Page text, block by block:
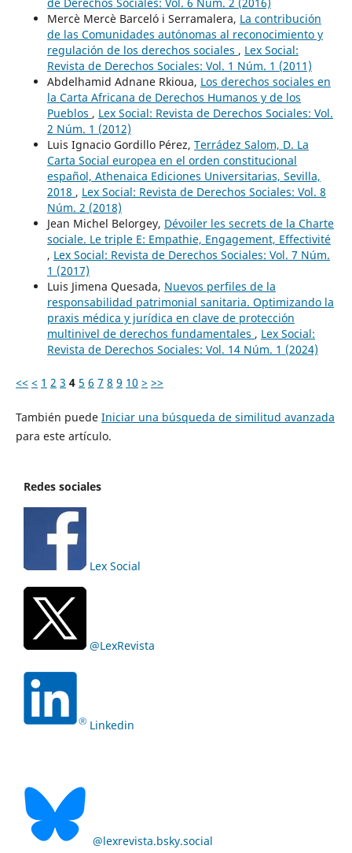
Mercè Mercè Barceló i Serramalera, La contribución
de las Comunidades autónomas al reconocimiento y
regulación de los derechos sociales , Lex Social:
Revista de Derechos Sociales: Vol. 1 Núm. 1 (2011)
Abdelhamid Adnane Rkioua, Los derechos sociales en
la Carta Africana de Derechos Humanos y de los
Pueblos , Lex Social: Revista de Derechos Sociales: Vol.
2 Núm. 1 (2012)
Luis Ignacio Gordillo Pérez, Terrádez Salom, D. La
Carta Social europea en el orden constitucional
español, Athenaica Ediciones Universitarias, Sevilla,
2018 , Lex Social: Revista de Derechos Sociales: Vol. 8
Núm. 2 (2018)
Jean Michel Belorgey, Dévoiler les secrets de la Charte
sociale. Le triple E: Empathie, Engagement, Effectivité
, Lex Social: Revista de Derechos Sociales: Vol. 7 Núm.
1 (2017)
Luis Jimena Quesada, Nuevos perfiles de la
responsabilidad patrimonial sanitaria. Optimizando la
praxis médica y jurídica en clave de protección
multinivel de derechos fundamentales , Lex Social:
Revista de Derechos Sociales: Vol. 14 Núm. 1 (2024)
<< < 1 2 3 4 5 6 7 8 9 10 > >>
También puede Iniciar una búsqueda de similitud avanzada
para este artículo.
Redes sociales
Lex Social
@LexRevista
Linkedin
@lexrevista.bsky.social